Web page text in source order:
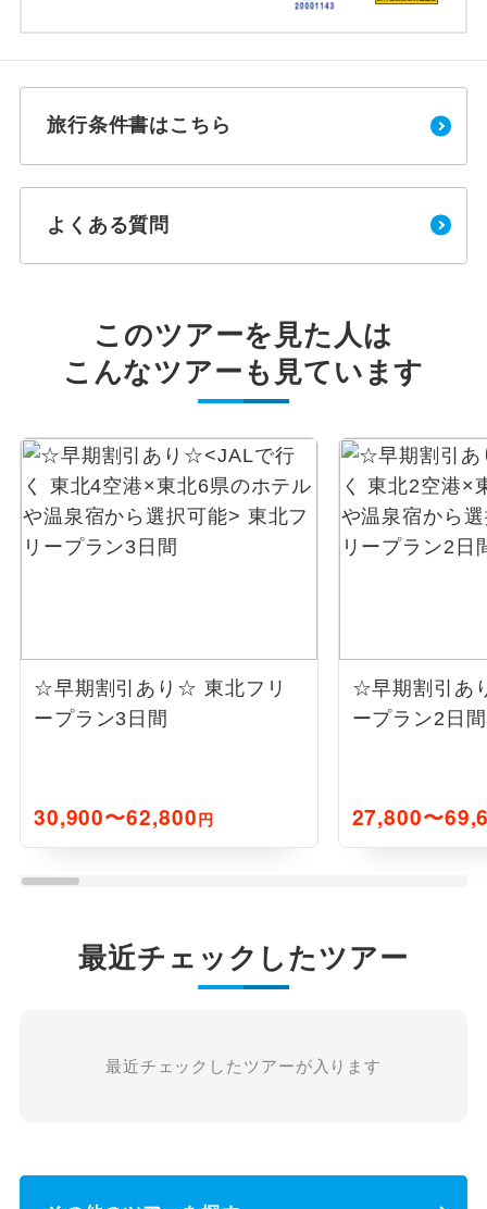
旅行条件書はこちら
よくある質問
このツアーを見た人は
こんなツアーも見ています
☆早期割引あり☆ 東北フリ
ープラン3日間
30,900〜62,800円
☆早期割引あ
ープラン2日間
27,800〜
最近チェックしたツアー
最近チェックしたツアーが入ります